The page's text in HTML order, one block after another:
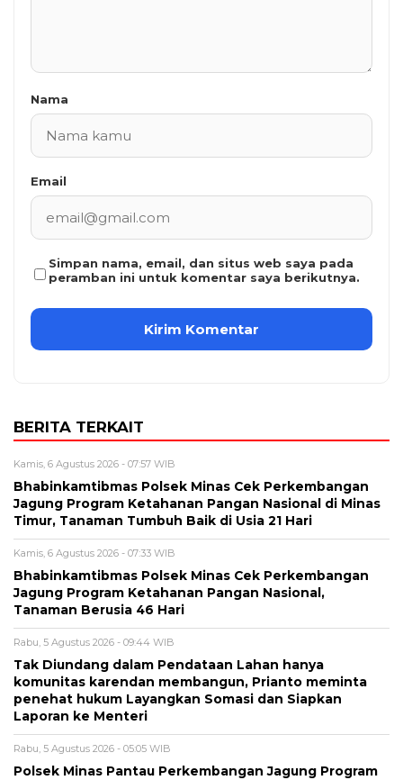
Nama
Email
Simpan nama, email, dan situs web saya pada
peramban ini untuk komentar saya berikutnya.
BERITA TERKAIT
Kamis, 6 Agustus 2026 - 07:57 WIB
Bhabinkamtibmas Polsek Minas Cek Perkembangan
Jagung Program Ketahanan Pangan Nasional di Minas
Timur, Tanaman Tumbuh Baik di Usia 21 Hari
Kamis, 6 Agustus 2026 - 07:33 WIB
Bhabinkamtibmas Polsek Minas Cek Perkembangan
Jagung Program Ketahanan Pangan Nasional,
Tanaman Berusia 46 Hari
Rabu, 5 Agustus 2026 - 09:44 WIB
Tak Diundang dalam Pendataan Lahan hanya
komunitas karendan membangun, Prianto meminta
penehat hukum Layangkan Somasi dan Siapkan
Laporan ke Menteri
Rabu, 5 Agustus 2026 - 05:05 WIB
Polsek Minas Pantau Perkembangan Jagung Program